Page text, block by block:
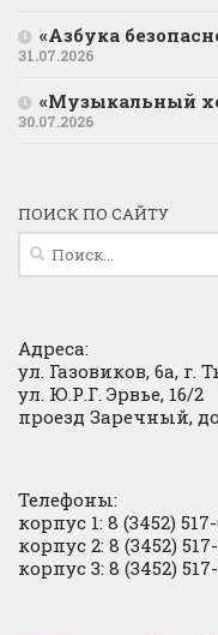
«Азбука
31.07.2026
«Музыкальный
30.07.2026
ПОИСК ПО САЙТУ
Найти:
Адреса:
ул. Газовиков, 6а, г.
ул. Ю.Р.Г. Эрвье, 16/2
проезд Заречный,
Телефоны:
корпус 1: 8 (3452) 517-
корпус 2: 8 (3452)
корпус 3: 8 (3452)